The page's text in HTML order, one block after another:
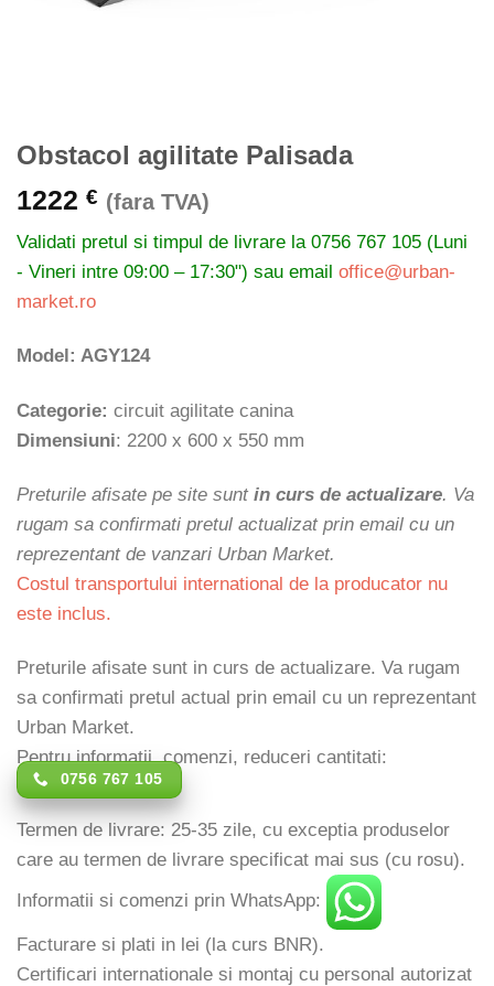
Obstacol agilitate Palisada
1222 € (fara TVA)
Validati pretul si timpul de livrare la 0756 767 105 (Luni
- Vineri intre 09:00 – 17:30") sau email office@urban-
market.ro
Model: AGY124
Categorie: circuit agilitate canina
Dimensiuni: 2200 x 600 x 550 mm
Preturile afisate pe site sunt in curs de actualizare. Va
rugam sa confirmati pretul actualizat prin email cu un
reprezentant de vanzari Urban Market.
Costul transportului international de la producator nu
este inclus.
Preturile afisate sunt in curs de actualizare. Va rugam
sa confirmati pretul actual prin email cu un reprezentant
Urban Market.
Pentru informatii, comenzi, reduceri cantitati:
0756 767 105
Termen de livrare: 25-35 zile, cu exceptia produselor
care au termen de livrare specificat mai sus (cu rosu).
Informatii si comenzi prin WhatsApp:
Facturare si plati in lei (la curs BNR).
Certificari internationale si montaj cu personal autorizat